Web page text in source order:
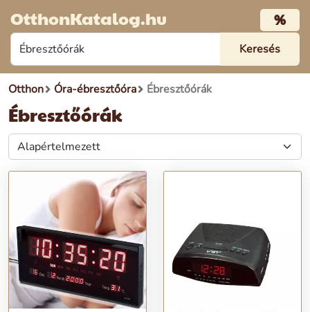
OtthonKatalog.hu %
Otthon Óra-ébresztőóra Ébresztőórák
Ébresztőórák